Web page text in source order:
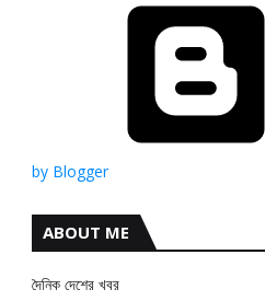
by Blogger
ABOUT ME
দৈনিক দেশের খবর